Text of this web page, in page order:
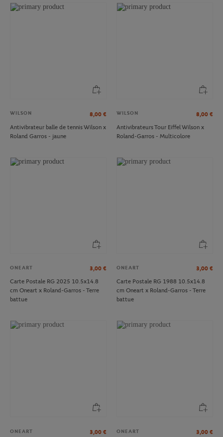
WILSON 8,00 €
Antivibrateur balle de tennis Wilson x
Roland Garros - jaune
WILSON 8,00 €
Antivibrateurs Tour Eiffel Wilson x
Roland-Garros - Multicolore
ONEART 3,00 €
Carte Postale RG 2025 10.5x14.8
cm Oneart x Roland-Garros - Terre
battue
ONEART 3,00 €
Carte Postale RG 1988 10.5x14.8
cm Oneart x Roland-Garros - Terre
battue
ONEART 3,00 € ONEART 3,00 €